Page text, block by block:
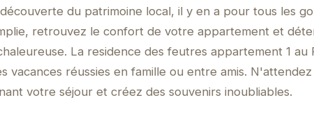
du patrimoine local, il y en a pour tous les
retrouvez le confort de votre appartement et
La residence des feutres appartement 1 au
vacances réussies en famille ou entre amis.
votre séjour et créez des souvenirs inoubliables.